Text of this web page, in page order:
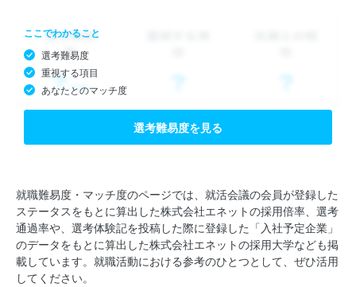
ここでわかること
選考難易度
重視する項目
あなたとのマッチ度
選考難易度を見る
就職難易度・マッチ度のページでは、就活会議の会員が登録した
ステータスをもとに算出した株式会社エネットの採用倍率、選考
通過率や、選考体験記を投稿した際に登録した「入社予定企業」
のデータをもとに算出した株式会社エネットの採用大学なども掲
載しています。就職活動における参考のひとつとして、ぜひ活用
してください。